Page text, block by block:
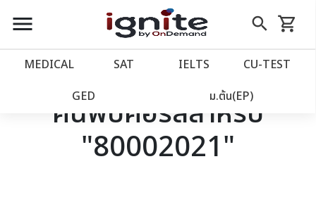
close
account_balance หน้าแรก
เว็บไซต์อิกไนท์
โปรโมชั่น
menu search
Skip
to
shopping_cart
รถเข็น
MEDICAL SAT IELTS CU‑TEST
GED ม.ต้น(EP)
ค้นพบคอร์สสำหรับ
"80002021"